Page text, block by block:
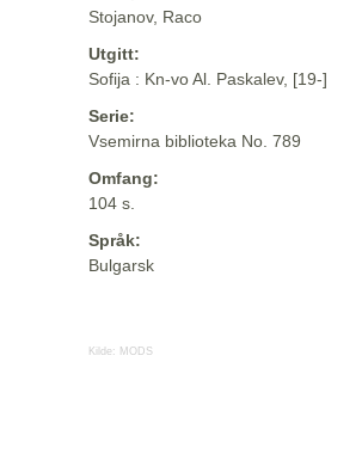
Stojanov, Raco
Utgitt:
Sofija : Kn-vo Al. Paskalev, [19-]
Serie:
Vsemirna biblioteka No. 789
Omfang:
104 s.
Språk:
Bulgarsk
Kilde: MODS